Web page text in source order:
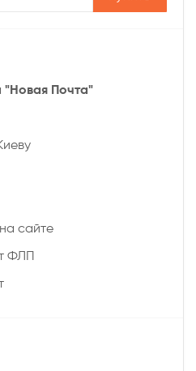
"Новая Почта"
сайте
ФЛП